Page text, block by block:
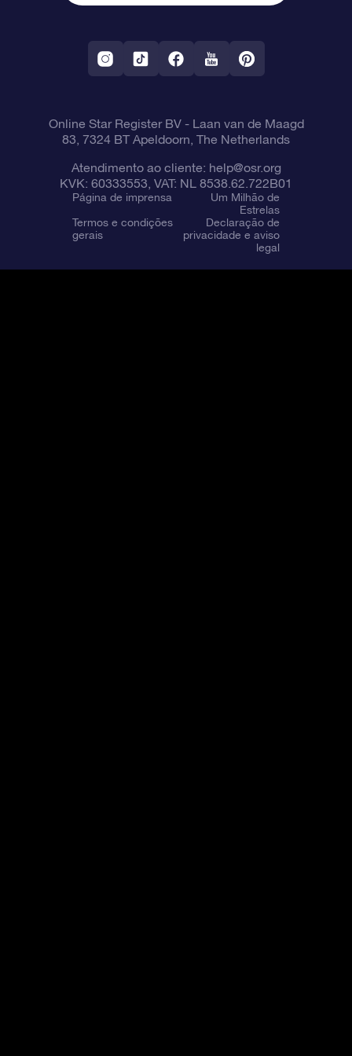
Aplicativo RV Fly me to the stars
Constelações
Online Star Register BV- Laan van de Maagd
83, 7324 BT Apeldoorn, The Netherlands
Atendimento ao cliente: help@osr.org
KVK: 60333553, VAT: NL 8538.62.722B01
Página de imprensa
Um Milhão de
Estrelas
Termos e condições
gerais
Declaração de
privacidade e aviso
legal